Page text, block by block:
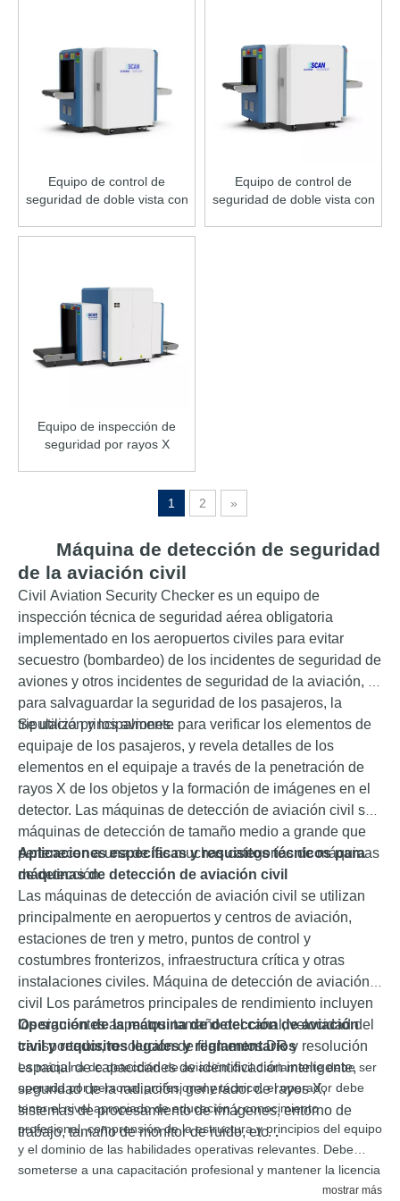
Equipo de control de
seguridad de doble vista con
mano EI-6040D
Equipo de control de
seguridad de doble vista con
Equipo de inspección de
seguridad por rayos X
1 2 »
Máquina de detección de seguridad
de la aviación civil
Civil Aviation Security Checker es un equipo de
inspección técnica de seguridad aérea obligatoria
implementado en los aeropuertos civiles para evitar
secuestro (bombardeo) de los incidentes de seguridad de
aviones y otros incidentes de seguridad de la aviación, y
para salvaguardar la seguridad de los pasajeros, la
tripulación y los aviones.
Se utiliza principalmente para verificar los elementos de
equipaje de los pasajeros, y revela detalles de los
elementos en el equipaje a través de la penetración de
rayos X de los objetos y la formación de imágenes en el
detector. Las máquinas de detección de aviación civil son
máquinas de detección de tamaño medio a grande que
pertenecen a una de las muchas categorías de máquinas
de detección.
Aplicaciones específicas y requisitos técnicos para
máquinas de detección de aviación civil
Las máquinas de detección de aviación civil se utilizan
principalmente en aeropuertos y centros de aviación,
estaciones de tren y metro, puntos de control y
costumbres fronterizos, infraestructura crítica y otras
instalaciones civiles. Máquina de detección de aviación
civil Los parámetros principales de rendimiento incluyen
los siguientes aspectos: tamaño del canal, velocidad del
transportador, resolución de filamentos DR y resolución
espacial de capacidades de identificación inteligente,
seguridad de la radiación, generador de rayos X,
sistemas de procesamiento de imágenes, entorno de
trabajo, tamaño de monitor de ruido, etc..
Operación de la máquina de detección de aviación
civil y requisitos legales y reglamentarios
La máquina de detección de aviación civil diariamente debe ser
operada por personal profesional y técnico, el operador debe
tener el nivel apropiado de educación y conocimiento
profesional, comprensión de la estructura y principios del equipo
y el dominio de las habilidades operativas relevantes. Debe
someterse a una capacitación profesional y mantener la licencia
del operador del equipo para operar la máquina, el detector de
mostrar más